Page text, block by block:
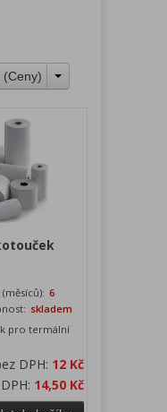
(Ceny)
6
skladem
pro termální
DPH: 12 Kč
14,50 Kč